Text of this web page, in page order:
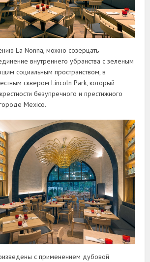
La Nonna, можно созерцать
внутреннего убранства с зеленым
социальным пространством, в
сквером Lincoln Park, который
безупречного и престижного
Mexico.
с применением дубовой